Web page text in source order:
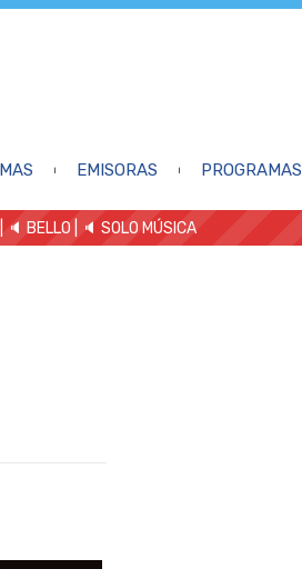
EMISORAS PROGRAMAS
| 🔈 BELLO 🔈 SOLO MÚSICA